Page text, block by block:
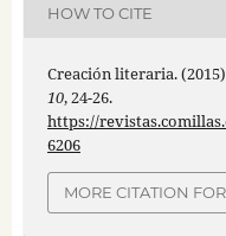
HOW TO CITE
Creación literaria.
10, 24-26.
https://
6206
MORE CITATION